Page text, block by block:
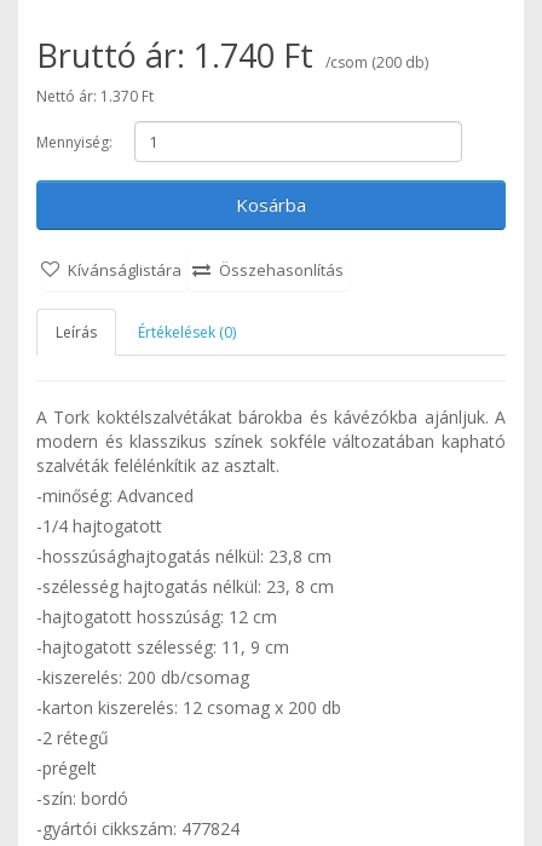
Bruttó ár: 1.740 Ft
/csom (200 db)
Nettó ár: 1.370 Ft
Mennyiség:
Kosárba
Kívánságlistára Összehasonlítás
Leírás Értékelések (0)
A Tork koktélszalvétákat bárokba és kávézókba ajánljuk. A
modern és klasszikus színek sokféle változatában kapható
szalvéták felélénkítik az asztalt.
-minőség: Advanced
-1/4 hajtogatott
-hosszúsághajtogatás nélkül: 23,8 cm
-szélesség hajtogatás nélkül: 23, 8 cm
-hajtogatott hosszúság: 12 cm
-hajtogatott szélesség: 11, 9 cm
-kiszerelés: 200 db/csomag
-karton kiszerelés: 12 csomag x 200 db
-2 rétegű
-prégelt
-szín: bordó
-gyártói cikkszám: 477824